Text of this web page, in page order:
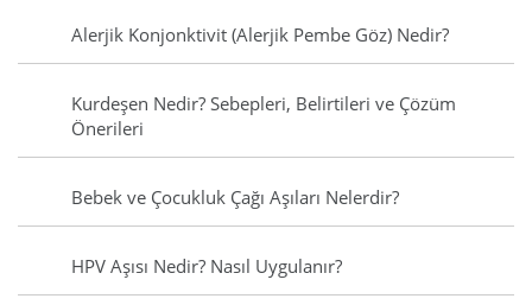
Alerjik Konjonktivit (Alerjik Pembe Göz) Nedir?
Kurdeşen Nedir? Sebepleri, Belirtileri ve Çözüm
Önerileri
Bebek ve Çocukluk Çağı Aşıları Nelerdir?
HPV Aşısı Nedir? Nasıl Uygulanır?